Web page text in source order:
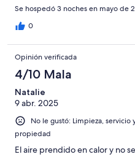
Se hospedó 3 noches en mayo de
0
Opinión verificada
4/10 Mala
Natalie
9 abr. 2025
No le gustó: Limpieza,
propiedad
El aire prendido en calor y no